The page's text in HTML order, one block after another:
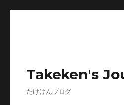
Takeken's
たけけんブログ